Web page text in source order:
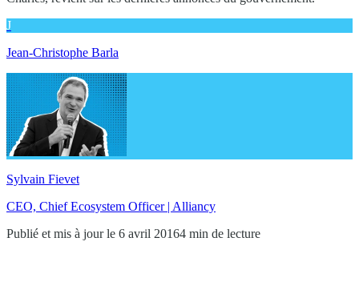
J
Jean-Christophe Barla
Sylvain Fievet
CEO, Chief Ecosystem Officer | Alliancy
Publié et mis à jour le 6 avril 20164 min de lecture